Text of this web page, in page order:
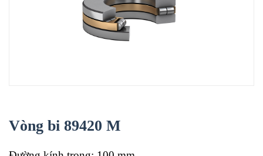
Vòng bi 89420 M